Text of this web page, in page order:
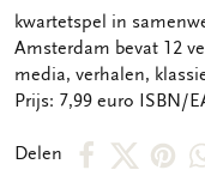
OMSCHRIJVING
kwartetspel in
Amsterdam bevat 12
media, verhalen,
Prijs: 7,99 euro ISBN/
Delen
DeelDeel